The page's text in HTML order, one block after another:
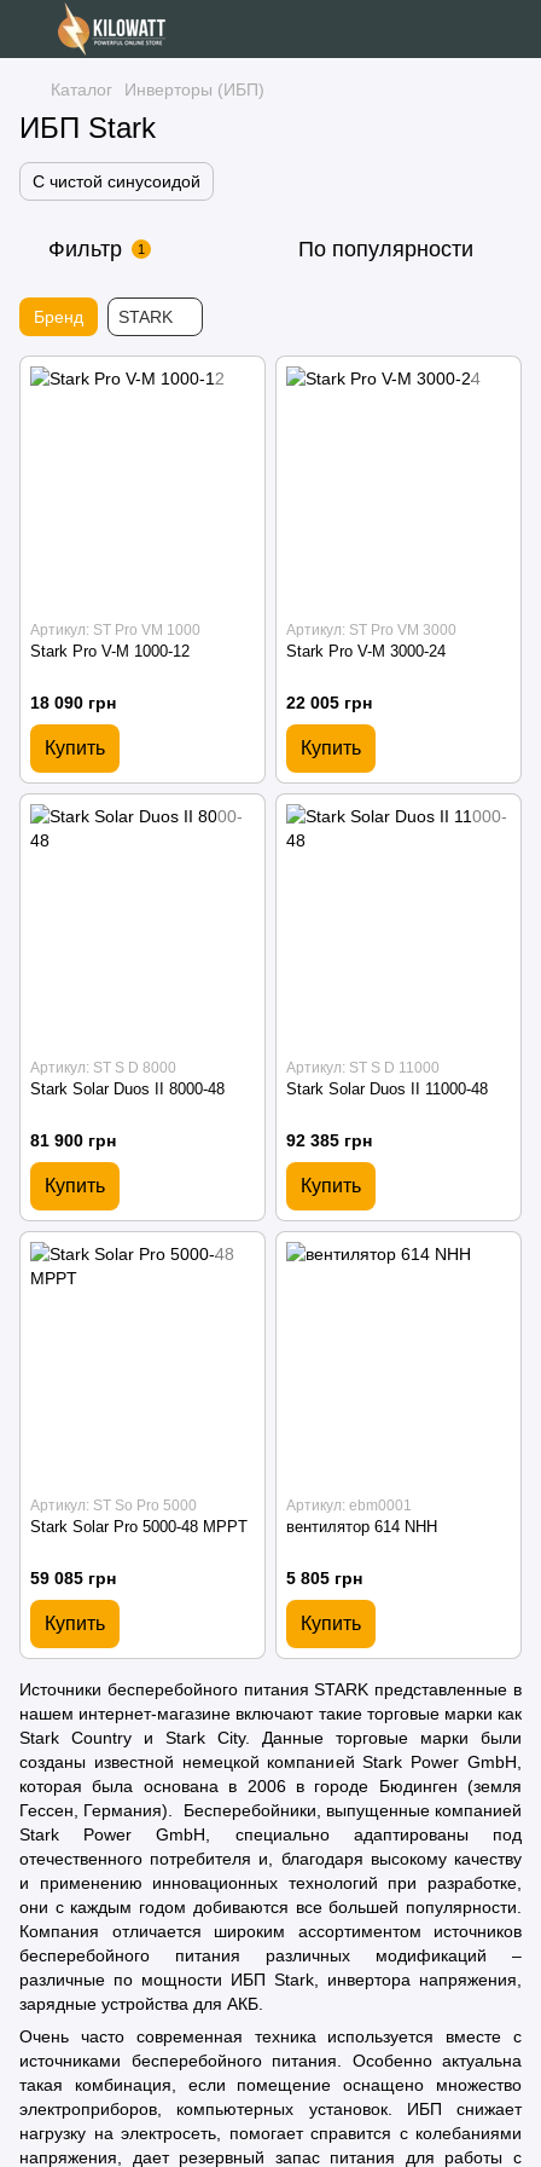
Каталог Инверторы (ИБП)
ИБП Stark
С чистой синусоидой
Фильтр 1 По популярности
Бренд STARK
Артикул: ST Pro VM 1000
Stark Pro V-M 1000-12
18 090 грн
Купить
Артикул: ST Pro VM 3000
Stark Pro V-M 3000-24
22 005 грн
Купить
Артикул: ST S D 8000
Stark Solar Duos II 8000-48
81 900 грн
Купить
Артикул: ST S D 11000
Stark Solar Duos II 11000-48
92 385 грн
Купить
Артикул: ST So Pro 5000
Stark Solar Pro 5000-48 MPPT
59 085 грн
Купить
Артикул: ebm0001
вентилятор 614 NHH
5 805 грн
Купить
Источники бесперебойного питания STARK представленные в
нашем интернет-магазине включают такие торговые марки как
Stark Country и Stark City. Данные торговые марки были
созданы известной немецкой компанией Stark Power GmbH,
которая была основана в 2006 в городе Бюдинген (земля
Гессен, Германия). Бесперебойники, выпущенные компанией
Stark Power GmbH, специально адаптированы под
отечественного потребителя и, благодаря высокому качеству
и применению инновационных технологий при разработке,
они с каждым годом добиваются все большей популярности.
Компания отличается широким ассортиментом источников
бесперебойного питания различных модификаций –
различные по мощности ИБП Stark, инвертора напряжения,
зарядные устройства для АКБ.
Очень часто современная техника используется вместе с
источниками бесперебойного питания. Особенно актуальна
такая комбинация, если помещение оснащено множество
электроприборов, компьютерных установок. ИБП снижает
нагрузку на электросеть, помогает справится с колебаниями
напряжения, дает резервный запас питания для работы с